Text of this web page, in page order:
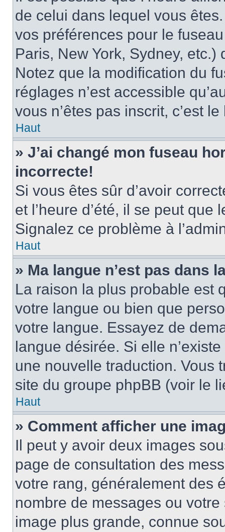
de celui dans lequel vous
vos préférences pour le
Paris, New York, Sydney, etc.)
Notez que la modification du
réglages n’est accessible
vous n’êtes pas inscrit, c’est
Haut
» J’ai changé mon fuseau
incorrecte!
Si vous êtes sûr d’avoir
et l’heure d’été, il se peut que
Signalez ce problème à
Haut
» Ma langue n’est pas dans
La raison la plus probable est
votre langue ou bien que
votre langue. Essayez de
langue désirée. Si elle
une nouvelle traduction. Vous
site du groupe phpBB (voir le
Haut
» Comment afficher une
Il peut y avoir deux images
page de consultation des
votre rang, généralement des
nombre de messages ou
image plus grande, connue